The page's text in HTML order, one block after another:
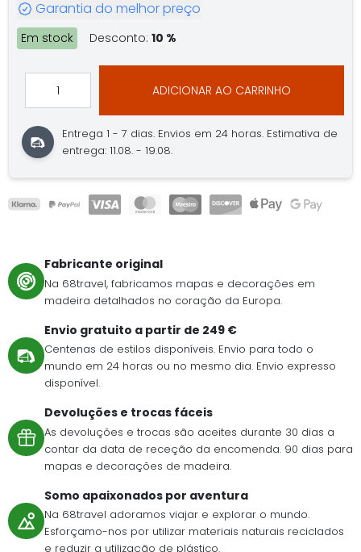
Garantia do melhor preço
Em stock Desconto: 10 %
ADICIONAR AO CARRINHO
Entrega 1 - 7 dias. Envios em 24 horas. Estimativa de
entrega: 11.08. - 19.08.
Fabricante original
Na 68travel, fabricamos mapas e decorações em
madeira detalhados no coração da Europa.
Envio gratuito a partir de 249 €
Centenas de estilos disponíveis. Envio para todo o
mundo em 24 horas ou no mesmo dia. Envio expresso
disponível.
Devoluções e trocas fáceis
As devoluções e trocas são aceites durante 30 dias a
contar da data de receção da encomenda. 90 dias para
mapas e decorações de madeira.
Somo apaixonados por aventura
Na 68travel adoramos viajar e explorar o mundo.
Esforçamo-nos por utilizar materiais naturais reciclados
e reduzir a utilização de plástico.